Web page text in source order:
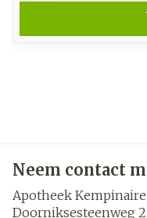
Neem contact
Apotheek Kempinaire
Doorniksesteenweg